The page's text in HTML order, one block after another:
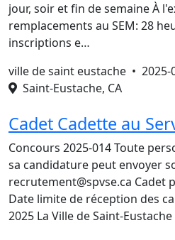
jour, soir et fin de semaine À
remplacements au SEM: 28
inscriptions e…
ville de saint eustache • 2025-
Saint-Eustache, CA
Cadet Cadette au
Concours 2025-014 Toute
sa candidature peut envoyer
recrutement@spvse.ca Cadet
Date limite de réception des
2025 La Ville de Saint-